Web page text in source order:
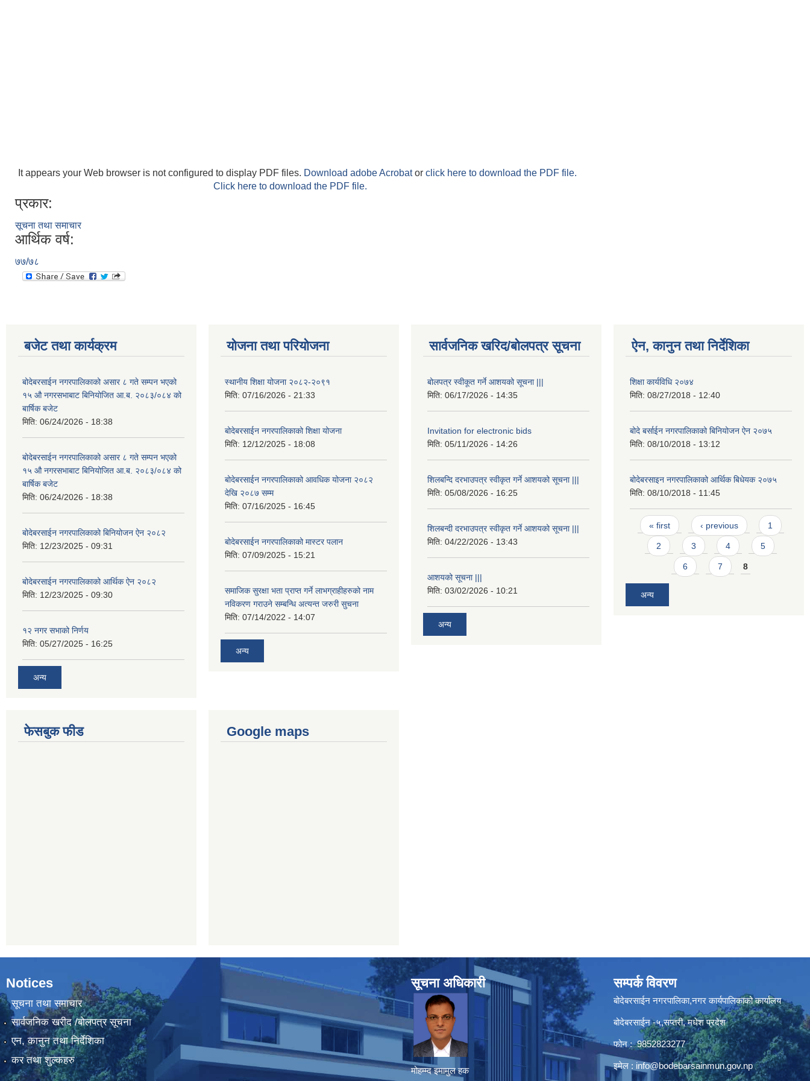
It appears your Web browser is not configured to display PDF files. Download adobe Acrobator click here to download the PDF file.
Click here to download the PDF file.
प्रकार:
सूचना तथा समाचार
आर्थिक वर्ष:
७७/७८
बजेट तथा कार्यक्रम
बोदेबरसाईन नगरपालिकाको असार ८ गते सम्पन भएको
१५ ‍‍‍औ नगरसभाबाट बिनियोजित आ.ब. २०८३/०८४ को
बार्षिक बजेट
मिति: 06/24/2026 - 18:38
बोदेबरसाईन नगरपालिकाको असार ८ गते सम्पन भएको
१५ ‍‍‍औ नगरसभाबाट बिनियोजित आ.ब. २०८३/०८४ को
बार्षिक बजेट
मिति: 06/24/2026 - 18:38
बोदेबरसाईन नगरपालिकाको बिनियोजन ऐन २०८२
मिति: 12/23/2025 - 09:31
बोदेबरसाईन नगरपालिकाको आर्थिक ऐन २०८२
मिति: 12/23/2025 - 09:30
१२ नगर सभाको निर्णय
मिति: 05/27/2025 - 16:25
अन्य
योजना तथा परियोजना
स्थानीय शिक्षा योजना २०८२-२०९१
मिति: 07/16/2026 - 21:33
बोदेबरसाईन नगरपालिकाको शिक्षा योजना
मिति: 12/12/2025 - 18:08
बोदेबरसाईन नगरपालिकाको आवधिक योजना २०८२
देखि २०८७ सम्म
मिति: 07/16/2025 - 16:45
बोदेबरसाईन नगरपालिकाको मास्टर पलान
मिति: 07/09/2025 - 15:21
समाजिक सुरक्षा भता प्राप्त गर्ने लाभग्राहीहरुको नाम
नविकरण गराउने सम्बन्धि अत्यन्त जरुरी सुचना
मिति: 07/14/2022 - 14:07
अन्य
सार्वजनिक खरिद/बोलपत्र सूचना
बोलपत्र स्वीकूत गर्ने आशयको सूचना |||
मिति: 06/17/2026 - 14:35
Invitation for electronic bids
मिति: 05/11/2026 - 14:26
शिलबन्दि दरभाउपत्र स्वीकृत गर्ने आशयको सूचना |||
मिति: 05/08/2026 - 16:25
शिलबन्दी दरभाउपत्र स्वीकृत गर्ने आशयको सूचना |||
मिति: 04/22/2026 - 13:43
आशयको सूचना |||
मिति: 03/02/2026 - 10:21
अन्य
ऐन, कानुन तथा निर्देशिका
शिक्षा कार्यविधि २०७४
मिति: 08/27/2018 - 12:40
बोदे बर्साईन नगरपालिकाको बिनियोजन ऐन २०७५
मिति: 08/10/2018 - 13:12
बोदेबरसाइन नगरपालिकाको आर्थिक बिधेयक २०७५
मिति: 08/10/2018 - 11:45
Pages
« first ‹ previous 1
2 3 4 5
6 7 8
अन्य
फेसबुक फीड Google maps
Notices
सूचना तथा समाचार
सार्वजनिक खरीद /बोलपत्र सूचना
एन, कानुन तथा निर्देशिका
कर तथा शुल्कहरु
सूचना अधिकारी
मोहम्म्द इमामुल हक
सम्पर्क विवरण
बोदेबरसाईन नगरपालिका,नगर कार्यपालिकाको कार्यालय
बोदेबरसाईन -५,सप्तरी, मधेश प्रदेश
फोन : 9852823277
इमेल : info@bodebarsainmun.gov.np